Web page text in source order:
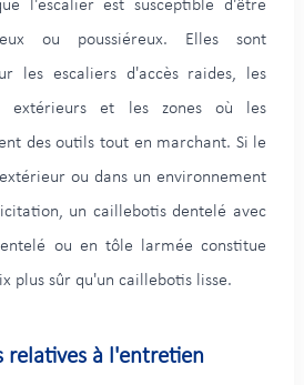
l'escalier est susceptible d'être
ou poussiéreux. Elles sont
les escaliers d'accès raides, les
extérieurs et les zones où les
des outils tout en marchant. Si le
ou dans un environnement
un caillebotis dentelé avec
ou en tôle larmée constitue
plus sûr qu'un caillebotis lisse.
relatives à l'entretien